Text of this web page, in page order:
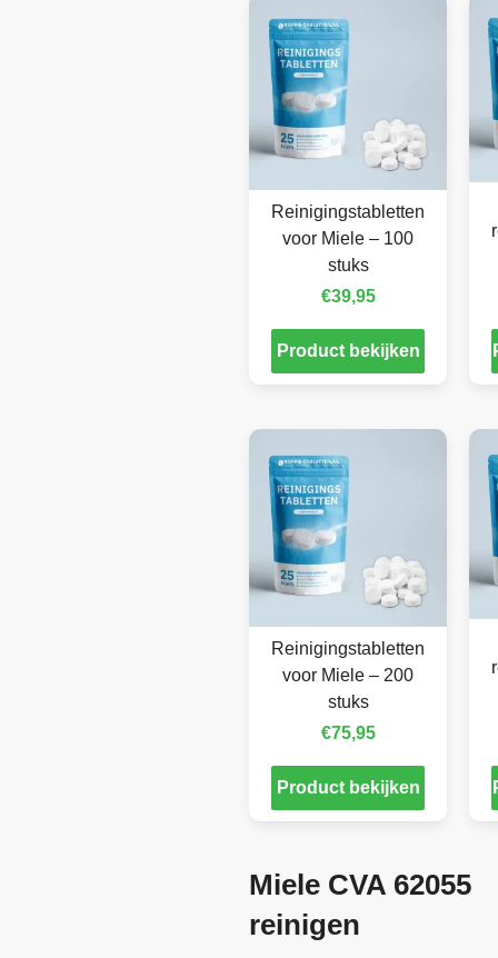
Reinigingstabletten
voor Miele – 100
stuks
€39,95
Product bekijken
Reinigingstabletten
voor Miele – 200
stuks
€75,95
Product bekijken
Miele CVA 62055
reinigen